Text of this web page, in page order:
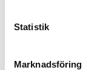
Statistik
Marknadsföring